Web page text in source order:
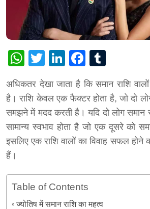
WhatsApp
TwitterLinkedIn
Facebook
अधिकतर देखा जाता है कि समान राशि
है। राशि केवल एक फैक्टर होता है, जो दो
समझने में मदद करती है। यदि दो लोग समान
सामान्य स्वभाव होता है जो एक दूसरे को
इसलिए एक राशि वालों का विवाह सफल होने
हैं।
Table of Contents
ज्योतिष में समान राशि का महत्व